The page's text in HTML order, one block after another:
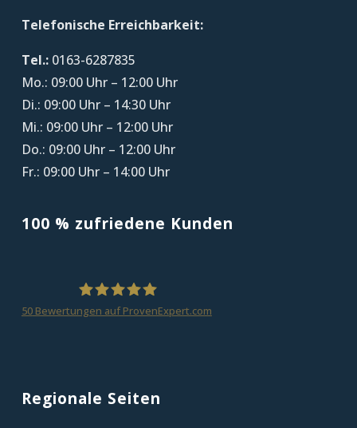
Telefonische Erreichbarkeit:
Tel.:0163-6287835
Mo.: 09:00 Uhr – 12:00 Uhr
Di.: 09:00 Uhr – 14:30 Uhr
Mi.: 09:00 Uhr – 12:00 Uhr
Do.: 09:00 Uhr – 12:00 Uhr
Fr.: 09:00 Uhr – 14:00 Uhr
100 % zufriedene Kunden
50Bewertungen auf ProvenExpert.com
Regionale Seiten